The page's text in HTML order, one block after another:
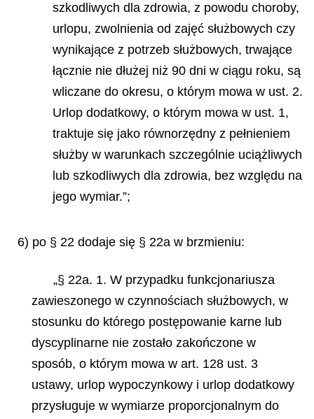
szkodliwych dla zdrowia, z powodu choroby,
urlopu, zwolnienia od zajęć służbowych czy
wynikające z potrzeb służbowych, trwające
łącznie nie dłużej niż 90 dni w ciągu roku, są
wliczane do okresu, o którym mowa w ust. 2.
Urlop dodatkowy, o którym mowa w ust. 1,
traktuje się jako równorzędny z pełnieniem
służby w warunkach szczególnie uciążliwych
lub szkodliwych dla zdrowia, bez względu na
jego wymiar.”;
6) po § 22 dodaje się § 22a w brzmieniu:
„§ 22a. 1. W przypadku funkcjonariusza
zawieszonego w czynnościach służbowych, w
stosunku do którego postępowanie karne lub
dyscyplinarne nie zostało zakończone w
sposób, o którym mowa w art. 128 ust. 3
ustawy, urlop wypoczynkowy i urlop dodatkowy
przysługuje w wymiarze proporcjonalnym do